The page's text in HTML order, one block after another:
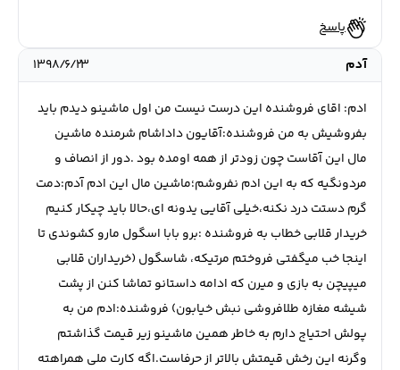
پاسخ
آدم
۱۳۹۸/۶/۲۳
ادم: اقای فروشنده این درست نیست من اول ماشینو دیدم باید
بفروشیش به من فروشنده:آقایون داداشام شرمنده ماشین
مال این آقاست چون زودتر از همه اومده بود .دور از انصاف و
مردونگیه که به این ادم نفروشم؛ماشین مال این ادم آدم:دمت
گرم دستت درد نکنه،خیلی آقایی یدونه ای،حالا باید چیکار کنیم
خریدار قلابی خطاب به فروشنده :برو بابا اسگول مارو کشوندی تا
اینجا خب میگفتی فروختم مرتیکه، شاسگول (خریداران قلابی
میپیچن به بازی و میرن که ادامه داستانو تماشا کنن از پشت
شیشه مغازه طلافروشی نبش خیابون) فروشنده:ادم من به
پولش احتیاج دارم به خاطر همین ماشینو زیر قیمت گذاشتم
وگرنه این رخش قیمتش بالاتر از حرفاست.اگه کارت ملی همراهته